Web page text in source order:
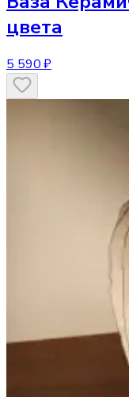
цвета
5 590 ₽